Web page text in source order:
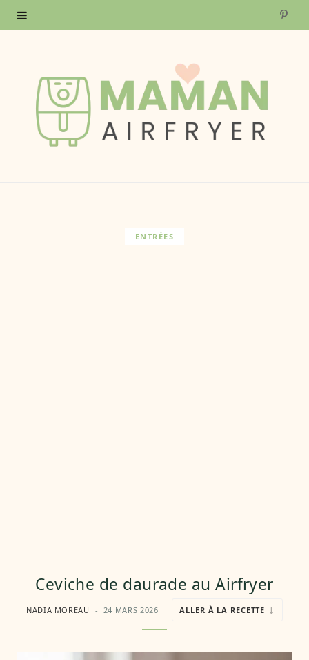
P
ENTRÉES
Ceviche de daurade au Airfryer
NADIA MOREAU 24 MARS 2026 ALLER À LA RECETTE